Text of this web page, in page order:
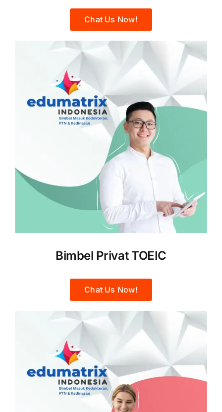
Chat Us Now!
Bimbel Privat TOEIC
Chat Us Now!